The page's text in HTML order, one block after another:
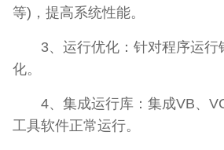
等)，提高系统性能。
3、运行优化：针对程序运行
化。
4、集成运行库：集成VB、
工具软件正常运行。